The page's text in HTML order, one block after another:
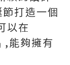
打造一個
以在
能夠擁有